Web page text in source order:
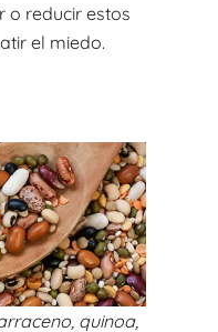
o reducir estos
el miedo.
quinoa,